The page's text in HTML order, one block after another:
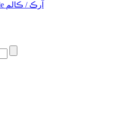
inflatable آرڪ / ڪالم